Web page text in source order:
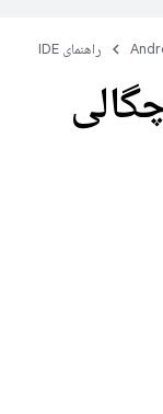
راهنمای IDE